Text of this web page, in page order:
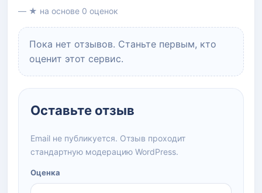
— ★ на основе 0 оценок
Пока нет отзывов. Станьте первым, кто
оценит этот сервис.
Оставьте отзыв
Email не публикуется. Отзыв проходит
стандартную модерацию WordPress.
Оценка